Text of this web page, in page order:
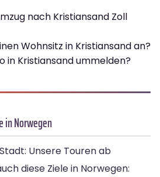
nach Kristiansand Zoll
Wohnsitz in Kristiansand an?
in Kristiansand ummelden?
in Norwegen
Unsere Touren ab
diese Ziele in Norwegen: